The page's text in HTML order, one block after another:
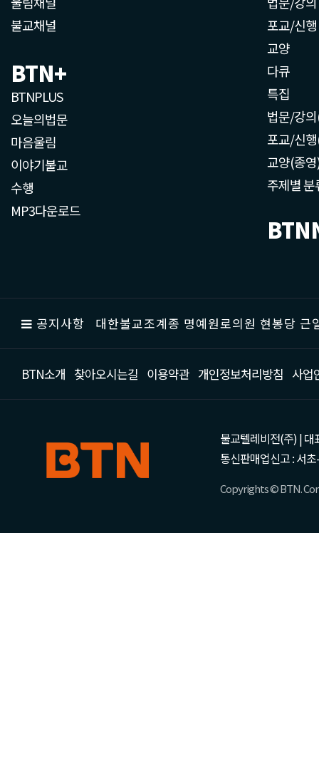
불교채널
BTN+
BTNPLUS
오늘의법문
마음울림
이야기불교
수행
MP3다운로드
포교/신행
교양
다큐
특집
법문/강
포교/신
교양(종
주제별 분
공지사항 대한불교조계종 명예원로의원 현봉당
BTN소개 찾아오시는길 이용약관 개인정보처리방침 사업
불교텔레비전(주) | 대
통신판매업신고 : 서
Copyrights © BTN.